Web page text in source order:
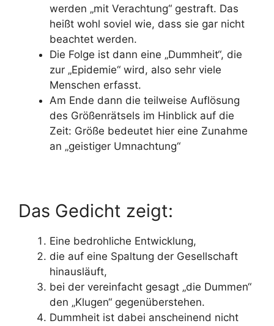
werden „mit Verachtung“ gestraft. Das
heißt wohl soviel wie, dass sie gar nicht
beachtet werden.
Die Folge ist dann eine „Dummheit“, die
zur „Epidemie“ wird, also sehr viele
Menschen erfasst.
Am Ende dann die teilweise Auflösung
des Größenrätsels im Hinblick auf die
Zeit: Größe bedeutet hier eine Zunahme
an „geistiger Umnachtung“
Das Gedicht zeigt:
Eine bedrohliche Entwicklung,
die auf eine Spaltung der Gesellschaft
hinausläuft,
bei der vereinfacht gesagt „die Dummen“
den „Klugen“ gegenüberstehen.
Dummheit ist dabei anscheinend nicht